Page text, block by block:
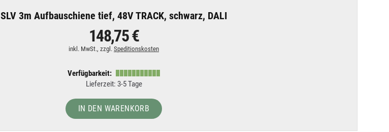
SLV 3m Aufbauschiene tief, 48V TRACK, schwarz, DALI
148,75 €
inkl. MwSt., zzgl. Speditionskosten
Verfügbarkeit:
Lieferzeit: 3-5 Tage
IN DEN WARENKORB